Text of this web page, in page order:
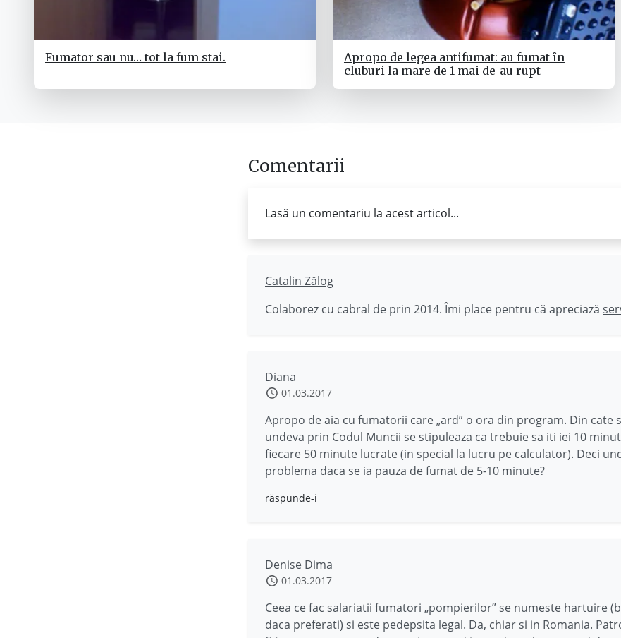
Fumator sau nu… tot la fum stai.
Apropo de legea antifumat: au fumat în
cluburi la mare de 1 mai de-au rupt
Comentarii
Lasă un comentariu la acest articol...
Catalin Zălog
Colaborez cu cabral de prin 2014. Îmi place pentru că apreciază
Diana
01.03.2017
Apropo de aia cu fumatorii care „ard” o ora din program. Din cate
undeva prin Codul Muncii se stipuleaza ca trebuie sa iti iei 10
fiecare 50 minute lucrate (in special la lucru pe calculator). Deci
problema daca se ia pauza de fumat de 5-10 minute?
răspunde-i
Denise Dima
01.03.2017
Ceea ce fac salariatii fumatori „pompierilor” se numeste hartuire
daca preferati) si este pedepsita legal. Da, chiar si in Romania.